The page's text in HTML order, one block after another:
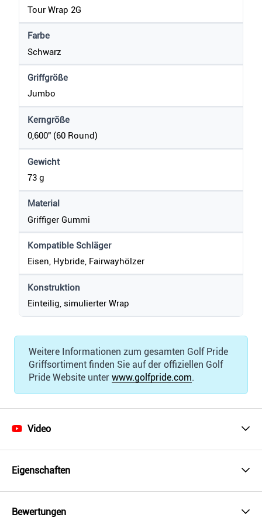
Tour Wrap 2G
Farbe
Schwarz
Griffgröße
Jumbo
Kerngröße
0,600" (60 Round)
Gewicht
73 g
Material
Griffiger Gummi
Kompatible Schläger
Eisen, Hybride, Fairwayhölzer
Konstruktion
Einteilig, simulierter Wrap
Weitere Informationen zum gesamten Golf Pride
Griffsortiment finden Sie auf der offiziellen Golf
Pride Website unter www.golfpride.com.
Video
Eigenschaften
Bewertungen